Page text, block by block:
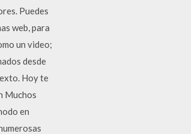
Puedes
web, para
un video;
desde
Hoy te
Muchos
en